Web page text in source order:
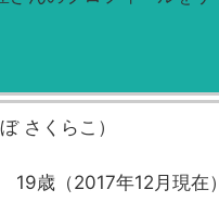
さくらこ）
歳（2017年12月現在